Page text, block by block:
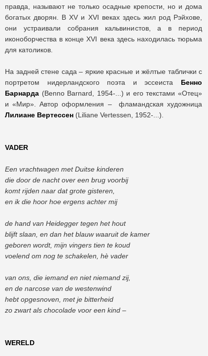
правда, называют не только осадные крепости, но и дома
богатых дворян. В XV и XVI веках здесь жил род Рэйхове,
они устраивали собрания кальвинистов, а в период
иконоборчества в конце XVI века здесь находилась тюрьма
для католиков.
На задней стене сада – яркие красные и жёлтые таблички с
портретом нидерландского поэта и эссеиста Бенно
Барнарда (Benno Barnard, 1954-...) и его текстами «Отец»
и «Мир». Автор оформления – фламандская художница
Лилиане Вертессен (Liliane Vertessen, 1952-...).
VADER
Een vrachtwagen met Duitse kinderen
die door de nacht over een brug voorbij
komt rijden naar dat grote gisteren,
en ik die hoor hoe ergens achter mij
de hand van Heidegger tegen het hout
blijft slaan, en dan het blauw waaruit de kamer
geboren wordt, mijn vingers tien te koud
voelend om nog te schakelen, hè vader
van ons, die iemand en niet niemand zij,
en de narcose van de westenwind
hebt opgesnoven, met je bitterheid
zo zwart als chocolade voor een kind –
WERELD